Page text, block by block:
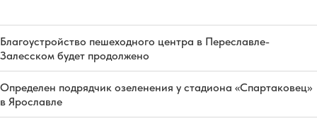
Благоустройство пешеходного центра в Переславле-
Залесском будет продолжено
Определен подрядчик озеленения у стадиона «Спартаковец»
в Ярославле